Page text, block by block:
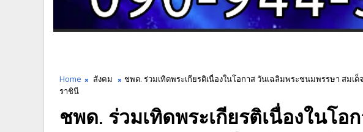
Home สังคม
ชพด. ร่วมเทิดพระเกียรติเนื่องในโอกาส วันเฉลิมพระชนมพรรษา สม
ราชินี
ชพด. ร่วมเทิดพระเกียรติเนื่องในโอ